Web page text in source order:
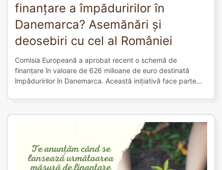
finanțare a împăduririlor în
Danemarca? Asemănări și
deosebiri cu cel al României
Comisia Europeană a aprobat recent o schemă de
finanțare în valoare de 626 milioane de euro destinată
împăduririlor în Danemarca. Această inițiativă face parte
ecosistemelor. Teresa Ribera, vicepreședinta executivă a